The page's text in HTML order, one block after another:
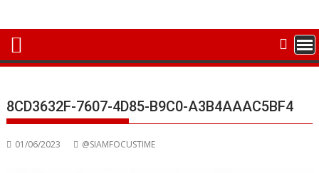
8CD3632F-7607-4D85-B9C0-A3B4AAAC5BF4
01/06/2023 @SIAMFOCUSTIME